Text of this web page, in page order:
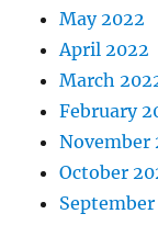
May 2022
April 2022
March
February
November
October
September